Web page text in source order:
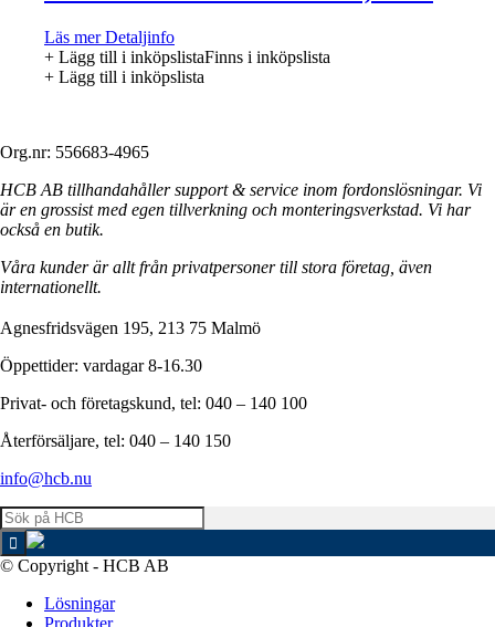
Läs merDetaljinfo
+ Lägg till i inköpslistaFinns i inköpslista
+ Lägg till i inköpslista
Org.nr: 556683-4965
HCB AB tillhandahåller support & service inom fordonslösningar. Vi
är en grossist med egen tillverkning och monteringsverkstad. Vi har
också en butik.
Våra kunder är allt från privatpersoner till stora företag, även
internationellt.
Agnesfridsvägen 195, 213 75 Malmö
Öppettider: vardagar 8-16.30
Privat- och företagskund, tel: 040 – 140 100
Återförsäljare, tel: 040 – 140 150
info@hcb.nu
© Copyright - HCB AB
Lösningar
Produkter